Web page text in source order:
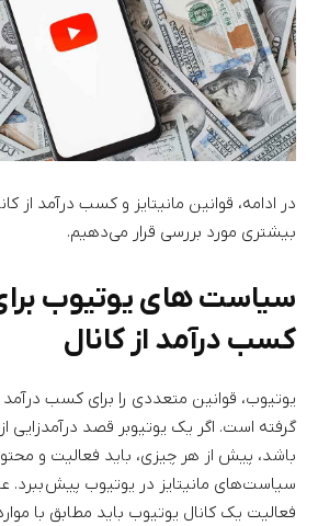
در ادامه، قوانین مانیتایز و کسب درآمد از
بیشتری مورد بررسی قرار می‌دهیم.
سیاست های یوتیوب برای
کسب درآمد از کانال
یوتیوب، قوانین متعددی را برای کسب
گرفته است. اگر یک یوتیوبر قصد درآمدزایی
باشد، پیش از هر چیزی، باید فعالیت و
سیاست‌های مانیتایز در یوتیوب پیش ببرد.
فعالیت یک کانال یوتیوب باید مطابق با